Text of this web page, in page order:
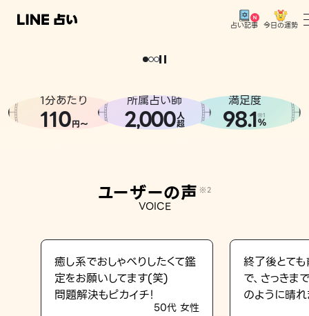
占い記事 今日の運勢
相談事例
占い記事
どうせなら
。
1分あたり
110円〜
所属占い師
2,000人
超
満足度
98.1※1
%
ユーザーの声 ※2
VOICE
癒し系でおしゃべりしたくて鑑
定をお願いしてます(笑)
問題解決もピカイチ！
50代 女性
終了後とて
で、さっき
のように晴れ